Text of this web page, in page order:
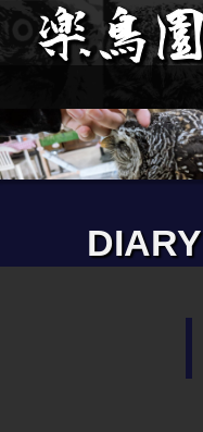
DIARY